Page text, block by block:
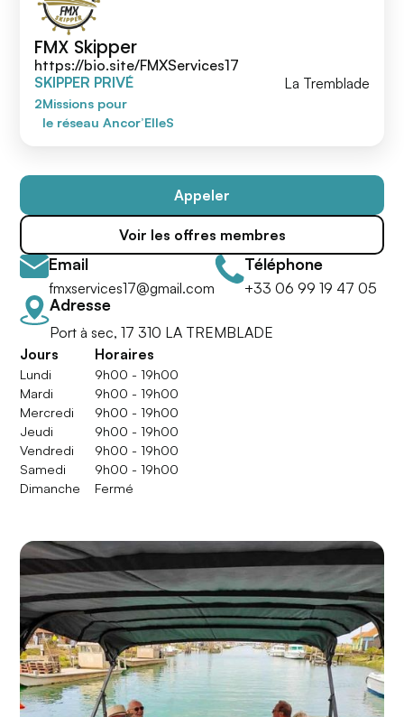
FMX Skipper
https://bio.site/FMXServices17
SKIPPER PRIVÉ
La Tremblade
2Missions pour
le réseau Ancor’ElleS
Appeler
Voir les offres membres
Email
fmxservices17@gmail.com
Téléphone
+33 06 99 19 47 05
Adresse
Port à sec, 17 310 LA TREMBLADE
Jours
Lundi
Mardi
Mercredi
Jeudi
Vendredi
Samedi
Dimanche
Horaires
9h00 - 19h00
9h00 - 19h00
9h00 - 19h00
9h00 - 19h00
9h00 - 19h00
9h00 - 19h00
Fermé